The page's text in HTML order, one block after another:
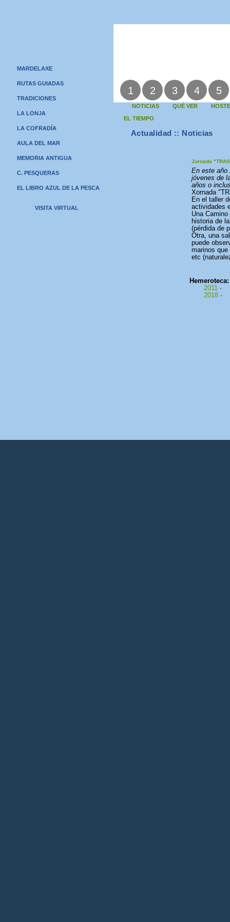
MARDELAXE
RUTAS GUIADAS
TRADICIONES
LA LONJA
LA COFRADÍA
AULA DEL MAR
MEMORIA ANTIGUA
C. PESQUERAS
EL LIBRO AZUL DE LA PESCA
VISITA VIRTUAL
1 2 3 4 5
NOTICIAS QUÉ VER
EL TIEMPO
Actualidad :: Noticias
Jornada
En este año
jóvenes de
años o
Xornada
En el taller
actividades
Una
historia de
(pérdida de
Otra, una
puede
marinos
etc
2011 ·
2018·